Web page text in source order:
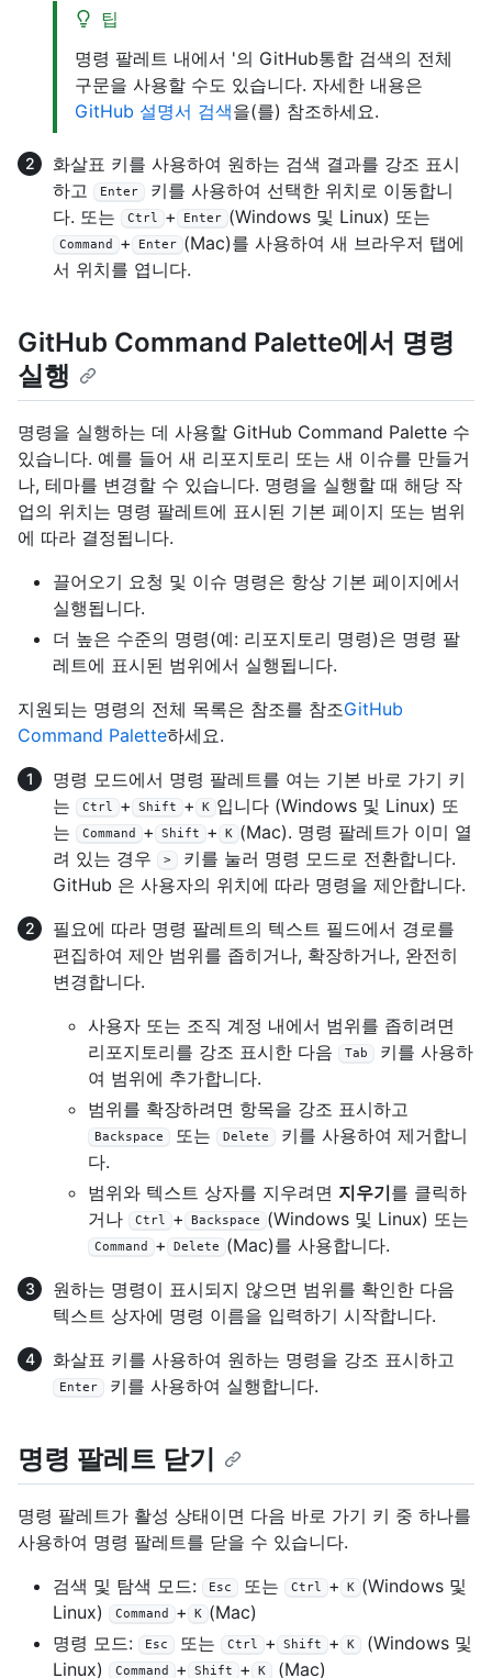
팁
명령 팔레트 내에서 '의 GitHub통합 검색의 전체
구문을 사용할 수도 있습니다. 자세한 내용은
GitHub 설명서 검색을(를) 참조하세요.
화살표 키를 사용하여 원하는 검색 결과를 강조 표시
하고
Enter
키를 사용하여 선택한 위치로 이동합니
다. 또는
Ctrl + Enter (Windows 및 Linux) 또는
Command + Enter (Mac)를 사용하여 새 브라우저 탭에
서 위치를 엽니다.
GitHub Command Palette에서 명령
실행
명령을 실행하는 데 사용할 GitHub Command Palette 수
있습니다. 예를 들어 새 리포지토리 또는 새 이슈를 만들거
나, 테마를 변경할 수 있습니다. 명령을 실행할 때 해당 작
업의 위치는 명령 팔레트에 표시된 기본 페이지 또는 범위
에 따라 결정됩니다.
끌어오기 요청 및 이슈 명령은 항상 기본 페이지에서
실행됩니다.
더 높은 수준의 명령(예: 리포지토리 명령)은 명령 팔
레트에 표시된 범위에서 실행됩니다.
지원되는 명령의 전체 목록은 참조를 참조GitHub
Command Palette하세요.
명령 모드에서 명령 팔레트를 여는 기본 바로 가기 키
는
Ctrl + Shift + K 입니다 (Windows 및 Linux) 또
는
Command + Shift + K (Mac). 명령 팔레트가 이미 열
려 있는 경우
>
키를 눌러 명령 모드로 전환합니다.
GitHub 은 사용자의 위치에 따라 명령을 제안합니다.
필요에 따라 명령 팔레트의 텍스트 필드에서 경로를
편집하여 제안 범위를 좁히거나, 확장하거나, 완전히
변경합니다.
사용자 또는 조직 계정 내에서 범위를 좁히려면
리포지토리를 강조 표시한 다음
Tab
키를 사용하
여 범위에 추가합니다.
범위를 확장하려면 항목을 강조 표시하고
Backspace 또는 Delete
키를 사용하여 제거합니
다.
범위와 텍스트 상자를 지우려면 지우기를 클릭하
거나
Ctrl + Backspace (Windows 및 Linux) 또는
Command + Delete
(Mac)를 사용합니다.
원하는 명령이 표시되지 않으면 범위를 확인한 다음
텍스트 상자에 명령 이름을 입력하기 시작합니다.
화살표 키를 사용하여 원하는 명령을 강조 표시하고
Enter 키를 사용하여 실행합니다.
명령 팔레트 닫기
명령 팔레트가 활성 상태이면 다음 바로 가기 키 중 하나를
사용하여 명령 팔레트를 닫을 수 있습니다.
검색 및 탐색 모드:
Esc 또는 Ctrl + K (Windows 및
Linux)
Command + K (Mac)
명령 모드:
Esc 또는 Ctrl + Shift + K
(Windows 및
Linux)
Command + Shift + K (Mac)